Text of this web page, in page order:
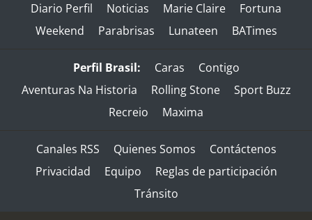
Diario Perfil Noticias Marie Claire
Fortuna
Weekend
Parabrisas Lunateen BATimes
Perfil Brasil: Caras
Contigo
Aventuras Na Historia
Rolling Stone
Sport Buzz
Recreio
Maxima
Canales RSS Quienes Somos
Contáctenos
Privacidad
Equipo
Reglas de participación
Tránsito